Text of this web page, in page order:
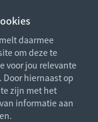
daarmee
om deze te
voor jou relevante
hiernaast op
zijn met het
informatie aan